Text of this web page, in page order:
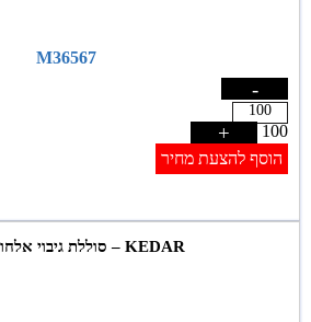
M36567
-
100
+
הוסף להצעת מחיר
KEDAR – סוללת גיבוי אלחוטי 15W